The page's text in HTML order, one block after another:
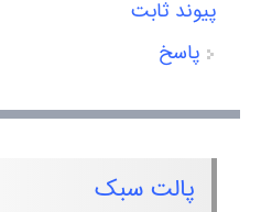
پیوند ثابت
پاسخ
پالت سبک